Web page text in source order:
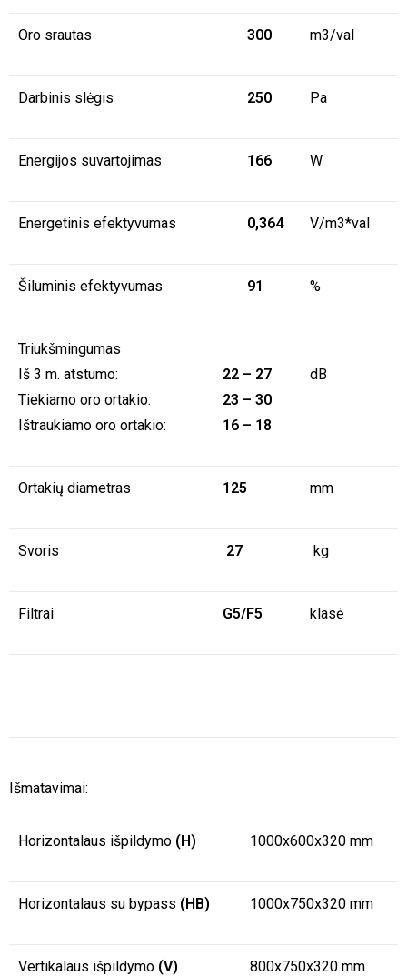
Oro srautas 300 m3/val
Darbinis slėgis 250 Pa
Energijos suvartojimas 166 W
Energetinis efektyvumas 0,364 V/m3*val
Šiluminis efektyvumas 91 %
Triukšmingumas
Iš 3 m. atstumo:
Tiekiamo oro ortakio:
Ištraukiamo oro ortakio:
22 – 27
23 – 30
16 – 18
dB
Ortakių diametras 125 mm
Svoris 27 kg
Filtrai G5/F5 klasė
Išmatavimai:
Horizontalaus išpildymo (H) 1000x600x320 mm
Horizontalaus su bypass (HB) 1000x750x320 mm
Vertikalaus išpildymo (V) 800x750x320 mm